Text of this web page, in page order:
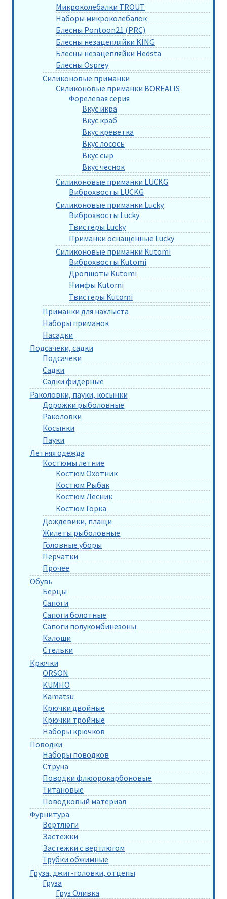
Микроколебалки TROUT
Наборы микроколебалок
Блесны Pontoon21 (PRC)
Блесны незацепляйки KING
Блесны незацепляйки Hedsta
Блесны Osprey
Силиконовые приманки
Силиконовые приманки BOREALIS
Форелевая серия
Вкус икра
Вкус краб
Вкус креветка
Вкус лосось
Вкус сыр
Вкус чеснок
Силиконовые приманки LUCKG
Виброхвосты LUCKG
Силиконовые приманки Lucky
Виброхвосты Lucky
Твистеры Lucky
Приманки оснащенные Lucky
Силиконовые приманки Kutomi
Виброхвосты Kutomi
Дропшоты Kutomi
Нимфы Kutomi
Твистеры Kutomi
Приманки для нахлыста
Наборы приманок
Насадки
Подсачеки, садки
Подсачеки
Садки
Садки фидерные
Раколовки, пауки, косынки
Дорожки рыболовные
Раколовки
Косынки
Пауки
Летняя одежда
Костюмы летние
Костюм Охотник
Костюм Рыбак
Костюм Лесник
Костюм Горка
Дождевики, плащи
Жилеты рыболовные
Головные уборы
Перчатки
Прочее
Обувь
Берцы
Сапоги
Сапоги болотные
Сапоги полукомбинезоны
Калоши
Стельки
Крючки
ORSON
KUMHO
Kamatsu
Крючки двойные
Крючки тройные
Наборы крючков
Поводки
Наборы поводков
Струна
Поводки флюорокарбоновые
Титановые
Поводковый материал
Фурнитура
Вертлюги
Застежки
Застежки с вертлюгом
Трубки обжимные
Груза, джиг-головки, отцепы
Груза
Груз Оливка